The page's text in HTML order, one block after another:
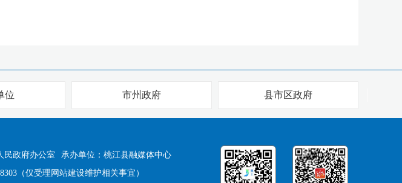
位 市州政府 县市区政府
民政府办公室
承办单位：桃江县融媒体中心
（仅受理网站建设维护相关事宜）